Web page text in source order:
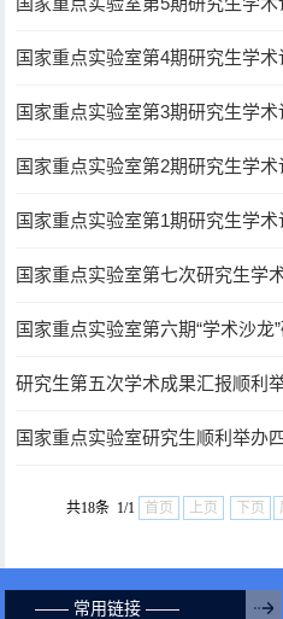
国家重点实验室第4期研究生学术
国家重点实验室第3期研究生学术
国家重点实验室第2期研究生学术
国家重点实验室第1期研究生学术
国家重点实验室第六期“学术沙龙
研究生第五次学术成果汇报顺利
共18条 1/1 首页 上页 下页
—— 常用链接 ——